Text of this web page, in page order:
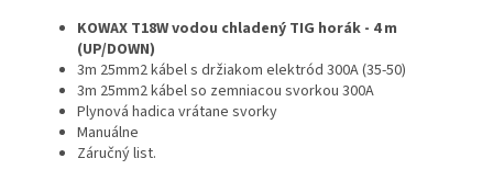
KOWAX T18W vodou chladený TIG horák - 4 m
(UP/DOWN)
3m 25mm2 kábel s držiakom elektród 300A (35-50)
3m 25mm2 kábel so zemniacou svorkou 300A
Plynová hadica vrátane svorky
Manuálne
Záručný list.